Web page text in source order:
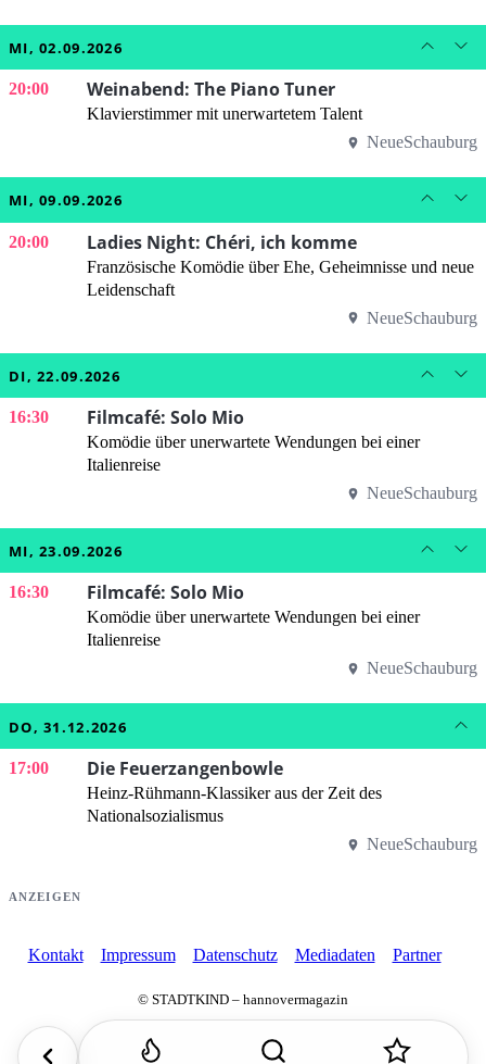
MI, 02.09.2026
20:00 Weinabend: The Piano Tuner
Klavierstimmer mit unerwartetem Talent
NeueSchauburg
MI, 09.09.2026
20:00 Ladies Night: Chéri, ich komme
Französische Komödie über Ehe, Geheimnisse und neue
Leidenschaft
NeueSchauburg
DI, 22.09.2026
16:30 Filmcafé: Solo Mio
Komödie über unerwartete Wendungen bei einer
Italienreise
NeueSchauburg
MI, 23.09.2026
16:30 Filmcafé: Solo Mio
Komödie über unerwartete Wendungen bei einer
Italienreise
NeueSchauburg
DO, 31.12.2026
17:00 Die Feuerzangenbowle
Heinz-Rühmann-Klassiker aus der Zeit des
Nationalsozialismus
NeueSchauburg
ANZEIGEN
Kontakt Impressum Datenschutz Mediadaten Partner
© STADTKIND – hannovermagazin